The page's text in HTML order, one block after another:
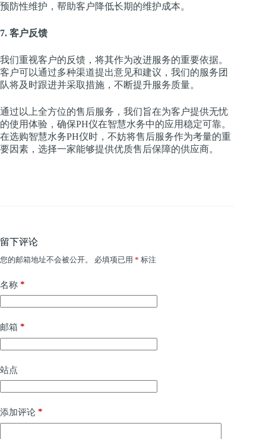
预防性维护，帮助客户降低长期的维护成本。
7. 客户反馈
我们重视客户的反馈，将其作为改进服务的重要依据。
客户可以通过多种渠道提出意见和建议，我们的服务团
队将及时跟进并采取措施，不断提升服务质量。
通过以上全方位的售后服务，我们旨在为客户提供无忧
的使用体验，确保PH仪在智慧水务中的应用稳定可靠。
在选购智慧水务PH仪时，不妨将售后服务作为考量的重
要因素，选择一家能够提供优质售后保障的供应商。
留下评论
您的邮箱地址不会被公开。 必填项已用 * 标注
名称 *
邮箱 *
站点
添加评论 *